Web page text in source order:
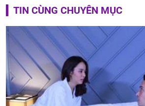
TIN CÙNG CHUYÊN MỤC